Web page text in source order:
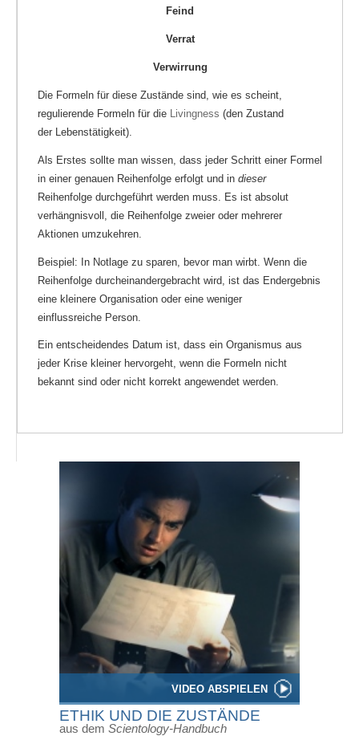
VIDEO ABSPIELEN
ETHIK UND DIE ZUSTÄNDE
aus dem Scientology-Handbuch
Feind
Verrat
Verwirrung
Die Formeln für diese Zustände sind, wie es scheint,
regulierende Formeln für die
Livingness (den Zustand
der Lebenstätigkeit).
Als Erstes sollte man wissen, dass jeder Schritt einer Formel
in einer genauen Reihenfolge erfolgt und in dieser
Reihenfolge durchgeführt werden muss. Es ist absolut
verhängnisvoll, die Reihenfolge zweier oder mehrerer
Aktionen umzukehren.
Beispiel: In Notlage zu sparen, bevor man wirbt. Wenn die
Reihenfolge durcheinandergebracht wird, ist das Endergebnis
eine kleinere Organisation oder eine weniger
einflussreiche Person.
Ein entscheidendes Datum ist, dass ein Organismus aus
jeder Krise kleiner hervorgeht, wenn die Formeln nicht
bekannt sind oder nicht korrekt angewendet werden.